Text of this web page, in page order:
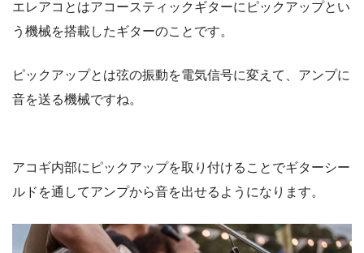
エレアコとはアコースティックギターにピックアップとい
う機械を搭載したギターのことです。
ピックアップとは弦の振動を電気信号に変えて、アンプに
音を送る機械ですね。
アコギ内部にピックアップを取り付けることでギターシー
ルドを通してアンプから音を出せるようになります。